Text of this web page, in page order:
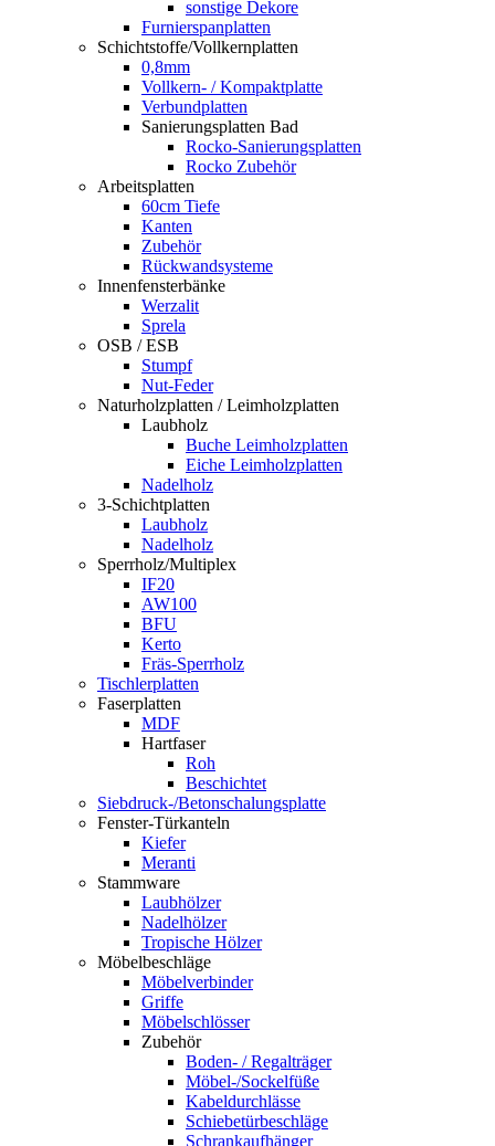
sonstige Dekore
Furnierspanplatten
Schichtstoffe/Vollkernplatten
0,8mm
Vollkern- / Kompaktplatte
Verbundplatten
Sanierungsplatten Bad
Rocko-Sanierungsplatten
Rocko Zubehör
Arbeitsplatten
60cm Tiefe
Kanten
Zubehör
Rückwandsysteme
Innenfensterbänke
Werzalit
Sprela
OSB / ESB
Stumpf
Nut-Feder
Naturholzplatten / Leimholzplatten
Laubholz
Buche Leimholzplatten
Eiche Leimholzplatten
Nadelholz
3-Schichtplatten
Laubholz
Nadelholz
Sperrholz/Multiplex
IF20
AW100
BFU
Kerto
Fräs-Sperrholz
Tischlerplatten
Faserplatten
MDF
Hartfaser
Roh
Beschichtet
Siebdruck-/Betonschalungsplatte
Fenster-Türkanteln
Kiefer
Meranti
Stammware
Laubhölzer
Nadelhölzer
Tropische Hölzer
Möbelbeschläge
Möbelverbinder
Griffe
Möbelschlösser
Zubehör
Boden- / Regalträger
Möbel-/Sockelfüße
Kabeldurchlässe
Schiebetürbeschläge
Schrankaufhänger